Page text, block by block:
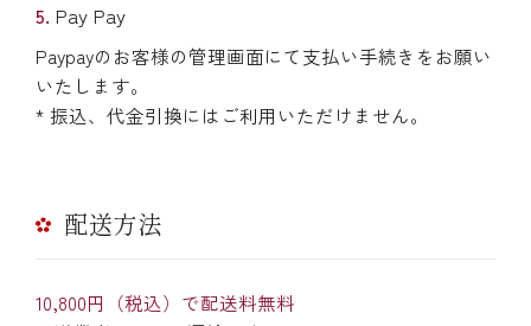
Pay Pay
Paypayのお客様の管理画面にて支払い手続きをお願い
いたします。
* 振込、代金引換にはご利用いただけません。
配送方法
10,800円（税込）で配送料無料